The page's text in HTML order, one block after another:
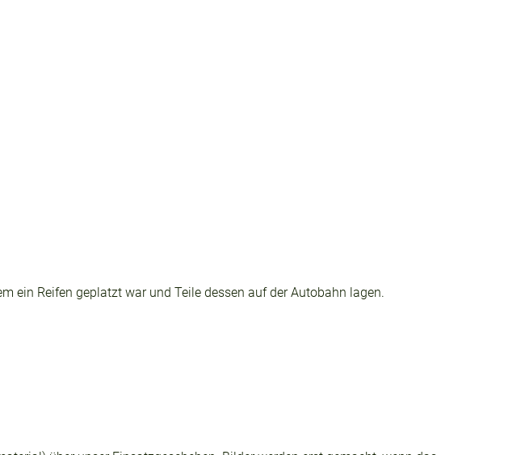
ein Reifen geplatzt war und Teile dessen auf der Autobahn lagen.